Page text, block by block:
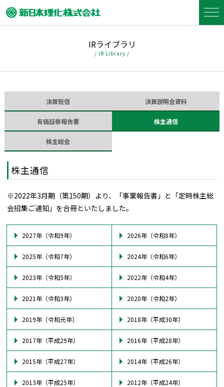
IRライブラリ
/ IR Library /
決算短信 決算説明会資料
有価証券報告書 株主通信
株主総会
株主通信
※2022年3月期（第150期）より、「事業報告書」と「定時株主総
会招集ご通知」を合冊といたしました。
2027年（令和9年） 2026年（令和8年）
2025年（令和7年） 2024年（令和6年）
2023年（令和5年） 2022年（令和4年）
2021年（令和3年） 2020年（令和2年）
2019年（令和元年） 2018年（平成30年）
2017年（平成29年） 2016年（平成28年）
2015年（平成27年） 2014年（平成26年）
2013年（平成25年） 2012年（平成24年）